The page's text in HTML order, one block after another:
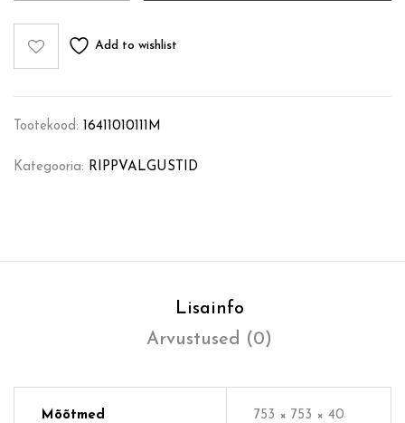
Add to wishlist
Tootekood: 16411010111M
Kategooria: RIPPVALGUSTID
Lisainfo
Arvustused (0)
Mõõtmed
753 × 753 × 40